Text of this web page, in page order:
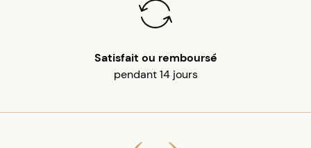
Satisfait ou remboursé
pendant 14 jours